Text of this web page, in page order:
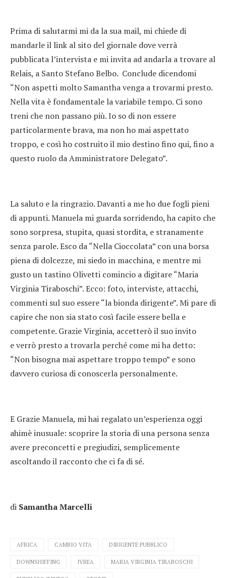
Prima di salutarmi mi da la sua mail, mi chiede di
mandarle il link al sito del giornale dove verrà
pubblicata l’intervista e mi invita ad andarla a trovare al
Relais, a Santo Stefano Belbo. Conclude dicendomi
“Non aspetti molto Samantha venga a trovarmi presto.
Nella vita è fondamentale la variabile tempo. Ci sono
treni che non passano più. Io so di non essere
particolarmente brava, ma non ho mai aspettato
troppo, e così ho costruito il mio destino fino qui, fino a
questo ruolo da Amministratore Delegato”.
La saluto e la ringrazio. Davanti a me ho due fogli pieni
di appunti. Manuela mi guarda sorridendo, ha capito che
sono sorpresa, stupita, quasi stordita, e stranamente
senza parole. Esco da “Nella Cioccolata” con una borsa
piena di dolcezze, mi siedo in macchina, e mentre mi
gusto un tastino Olivetti comincio a digitare “Maria
Virginia Tiraboschi”. Ecco: foto, interviste, attacchi,
commenti sul suo essere “la bionda dirigente”. Mi pare di
capire che non sia stato così facile essere bella e
competente. Grazie Virginia, accetterò il suo invito
e verrò presto a trovarla perché come mi ha detto:
“Non bisogna mai aspettare troppo tempo” e sono
davvero curiosa di conoscerla personalmente.
E Grazie Manuela, mi hai regalato un’esperienza oggi
ahimè inusuale: scoprire la storia di una persona senza
avere preconcetti e pregiudizi, semplicemente
ascoltando il racconto che ci fa di sé.
di Samantha Marcelli
AFRICA CAMBIO VITA DIRIGENTE PUBBLICO
DOWNSHIFFING IVREA MARIA VIRGINIA TIRABOSCHI